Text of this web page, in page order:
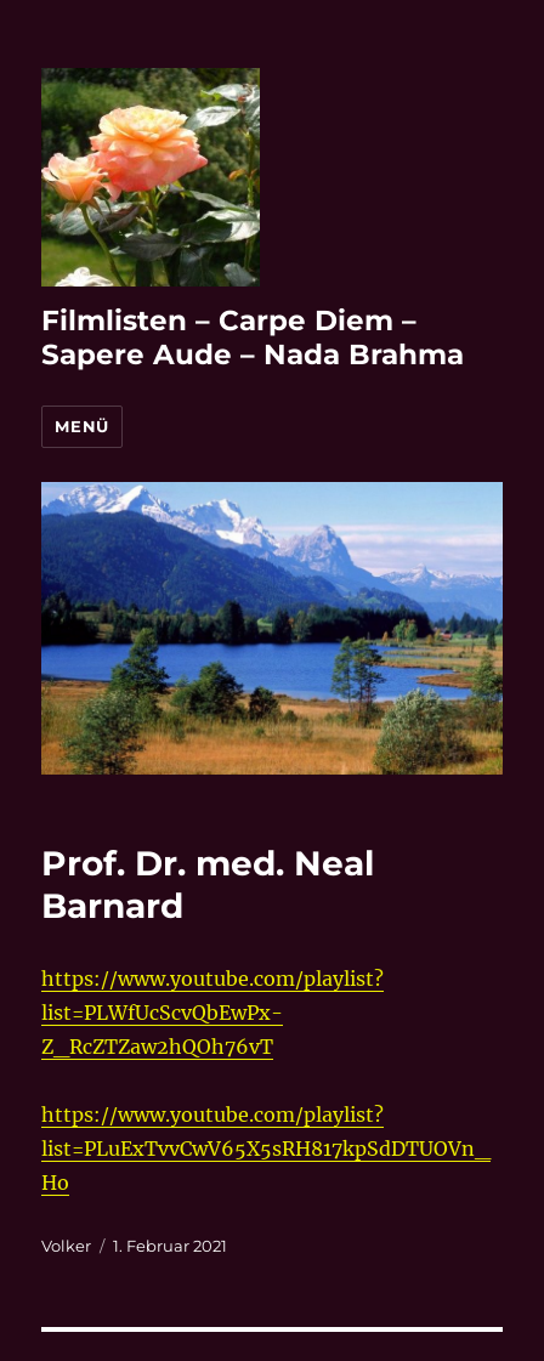
Filmlisten – Carpe Diem –
Sapere Aude – Nada Brahma
MENÜ
Prof. Dr. med. Neal
Barnard
https://www.youtube.com/playlist?
list=PLWfUcScvQbEwPx-
Z_RcZTZaw2hQOh76vT
https://www.youtube.com/playlist?
list=PLuExTvvCwV65X5sRH817kpSdDTUOVn_
Ho
Autor
Volker
Veröffentlicht
1. Februar 2021